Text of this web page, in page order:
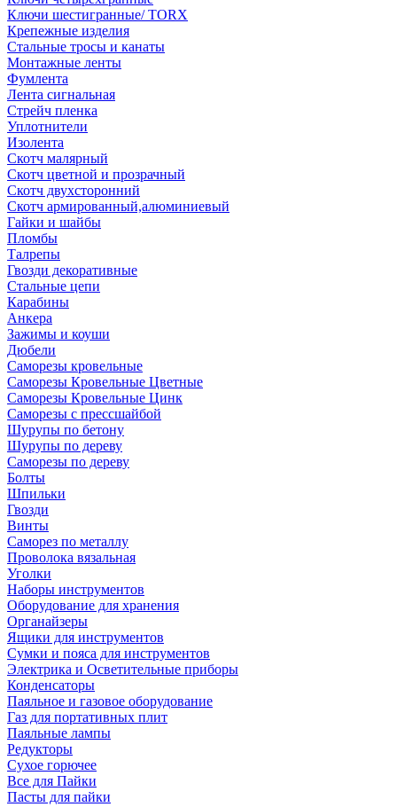
Ключи шестигранные/ TORX
Крепежные изделия
Стальные тросы и канаты
Монтажные ленты
Фумлента
Лента сигнальная
Стрейч пленка
Уплотнители
Изолента
Скотч малярный
Скотч цветной и прозрачный
Скотч двухсторонний
Скотч армированный,алюминиевый
Гайки и шайбы
Пломбы
Талрепы
Гвозди декоративные
Стальные цепи
Карабины
Анкера
Зажимы и коуши
Дюбели
Саморезы кровельные
Саморезы Кровельные Цветные
Саморезы Кровельные Цинк
Саморезы с прессшайбой
Шурупы по бетону
Шурупы по дереву
Саморезы по дереву
Болты
Шпильки
Гвозди
Винты
Саморез по металлу
Проволока вязальная
Уголки
Наборы инструментов
Оборудование для хранения
Органайзеры
Ящики для инструментов
Сумки и пояса для инструментов
Электрика и Осветительные приборы
Конденсаторы
Паяльное и газовое оборудование
Газ для портативных плит
Паяльные лампы
Редукторы
Сухое горючее
Все для Пайки
Пасты для пайки